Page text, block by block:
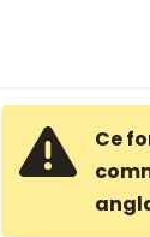
Ce